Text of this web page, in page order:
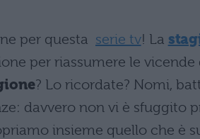
per questa serie tv! La
per riassumere le
? Lo ricordate? Nomi,
davvero non vi è sfuggito
insieme quello che è